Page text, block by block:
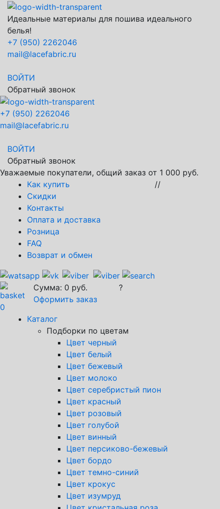
Идеальные материалы для пошива идеального
белья!
+7 (950) 2262046
mail@lacefabric.ru
ВОЙТИ
Обратный звонок
+7 (950) 2262046
mail@lacefabric.ru
ВОЙТИ
Обратный звонок
Уважаемые покупатели, общий заказ от 1 000 руб.
Как купить
Скидки
Контакты
Оплата и доставка
Розница
FAQ
Возврат и обмен
//
0
Сумма: 0 руб.
Оформить заказ
?
Каталог
Подборки по цветам
Цвет черный
Цвет белый
Цвет бежевый
Цвет молоко
Цвет серебристый пион
Цвет красный
Цвет розовый
Цвет голубой
Цвет винный
Цвет персиково-бежевый
Цвет бордо
Цвет темно-синий
Цвет крокус
Цвет изумруд